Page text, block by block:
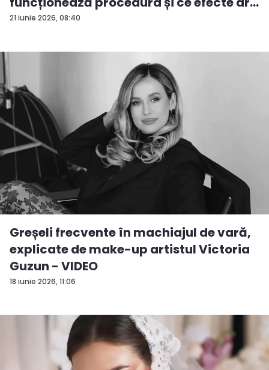
21 iunie 2026, 08:40
18 iunie 2026, 11:06
Greșeli frecvente în machiajul de vară,
explicate de make-up artistul Victoria
Guzun - VIDEO